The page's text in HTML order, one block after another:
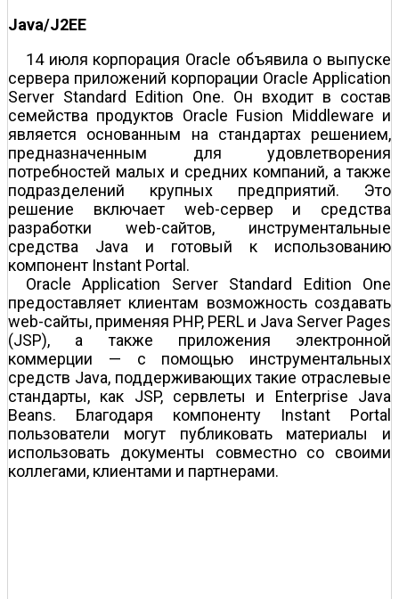
Java/J2EE
14 июля корпорация Oracle объявила о выпуске
сервера приложений корпорации Oracle Application
Server Standard Edition One. Он входит в состав
семейства продуктов Oracle Fusion Middleware и
является основанным на стандартах решением,
предназначенным для удовлетворения
потребностей малых и средних компаний, а также
подразделений крупных предприятий. Это
решение включает web-сервер и средства
разработки web-сайтов, инструментальные
средства Java и готовый к использованию
компонент Instant Portal.
Oracle Application Server Standard Edition One
предоставляет клиентам возможность создавать
web-сайты, применяя PHP, PERL и Java Server Pages
(JSP), а также приложения электронной
коммерции — с помощью инструментальных
средств Java, поддерживающих такие отраслевые
стандарты, как JSP, сервлеты и Enterprise Java
Beans. Благодаря компоненту Instant Portal
пользователи могут публиковать материалы и
использовать документы совместно со своими
коллегами, клиентами и партнерами.